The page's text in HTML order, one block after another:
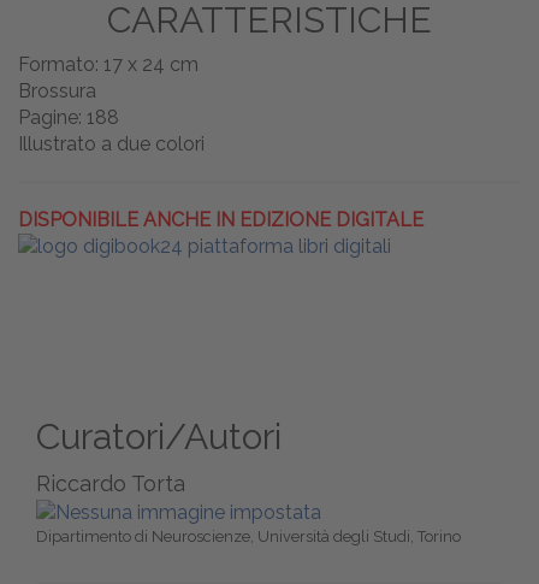
CARATTERISTICHE
Formato: 17 x 24 cm
Brossura
Pagine: 188
Illustrato a due colori
DISPONIBILE ANCHE IN EDIZIONE DIGITALE
Curatori/Autori
Riccardo Torta
Dipartimento di Neuroscienze, Università degli Studi, Torino